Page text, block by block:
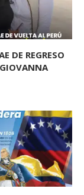
DE REGRESO